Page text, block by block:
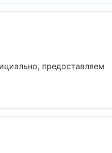
предоставляем